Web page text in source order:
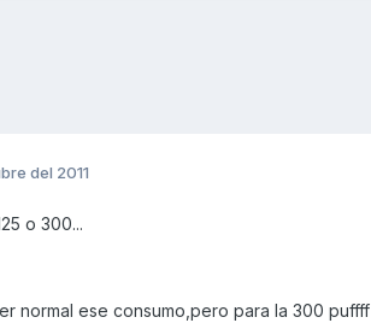
del 2011
o 300...
normal ese consumo,pero para la 300 puffff